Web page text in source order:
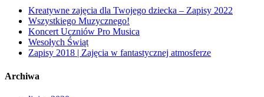
Kreatywne zajęcia dla Twojego dziecka – Zapisy 2022
Wszystkiego Muzycznego!
Koncert Uczniów Pro Musica
Wesołych Świąt
Zapisy 2018 | Zajęcia w fantastycznej atmosferze
Archiwa